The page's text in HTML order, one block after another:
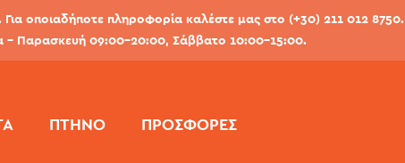
οποιαδήποτε πληροφορία καλέστε μας στο (+30) 211 012 8750.
- Παρασκευή 09:00-20:00, Σάββατο 10:00-15:00.
ΠΤΗΝΌ ΠΡΟΣΦΟΡΕΣ